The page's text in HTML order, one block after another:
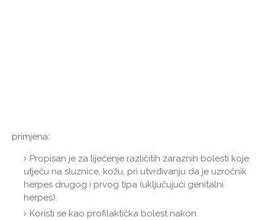
primjena:
Propisan je za liječenje različitih zaraznih bolesti koje
utječu na sluznice, kožu, pri utvrđivanju da je uzročnik
herpes drugog i prvog tipa (uključujući genitalni
herpes).
Koristi se kao profilaktička bolest nakon